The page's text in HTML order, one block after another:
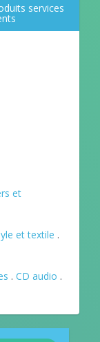
services
et
et textile .
. CD audio .